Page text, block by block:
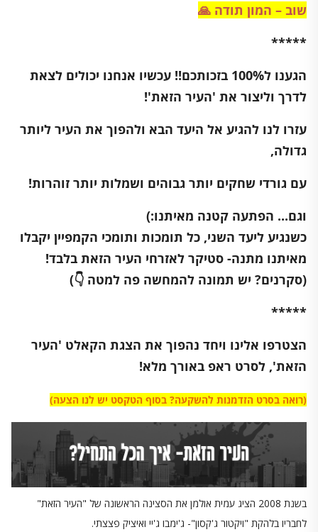
שוב – המון תודה 🙏
*****
הגענו ל100% בזכותכם!! עכשיו אנחנו יכולים לצאת
לדרך וליצור את 'העיר הזאת'!
עזרו לנו להגיע אל היעד הבא ולהפוך את העיר ליותר
גדולה,
עם גורדי שחקים יותר גבוהים ושמלות יותר זוהרות!
וגם... הפתעה קטנה מאיתנו:)
כשנגיע ליעד השני, כל תומכות ותומכי הקמפיין יקבלו
מאיתנו מתנה- סטיקר לאזרחי העיר הזאת בלבד!
(סקרנים? יש תמונה להמחשה פה למטה 👇)
*****
הצטרפו אלינו ויחד נהפוך את הצגת הקאלט 'העיר
הזאת', לסרט ראפ באורך מלא!
(רואה בסרט הזדמנות להשקעה? בסוף הטקסט יש לנו הצעה)
בשנת 2008 הציג עמית אולמן את הסצינה הראשונה של "העיר הזאת"
לחבריו בלהקת "ויקטור ג'קסון"- ג'ימבו ג'יי ואיציק פצצתי.